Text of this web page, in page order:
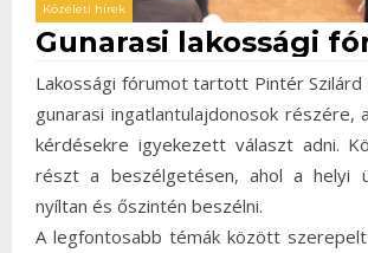
Közéleti hírek
Gunarasi lakossági
Lakossági fórumot tartott Pintér
gunarasi ingatlantulajdonosok részére,
kérdésekre igyekezett választ adni.
részt a beszélgetésen, ahol a helyi
nyíltan és őszintén beszélni.
A legfontosabb témák között